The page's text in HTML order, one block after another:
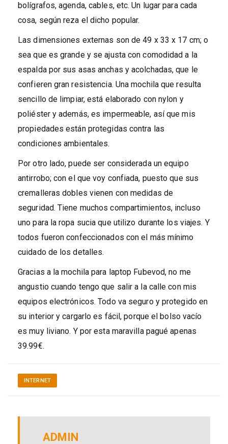
bolígrafos, agenda, cables, etc. Un lugar para cada
cosa, según reza el dicho popular.
Las dimensiones externas son de 49 x 33 x 17 cm; o
sea que es grande y se ajusta con comodidad a la
espalda por sus asas anchas y acolchadas, que le
confieren gran resistencia. Una mochila que resulta
sencillo de limpiar, está elaborado con nylon y
poliéster y además, es impermeable, así que mis
propiedades están protegidas contra las
condiciones ambientales.
Por otro lado, puede ser considerada un equipo
antirrobo; con el que voy confiada, puesto que sus
cremalleras dobles vienen con medidas de
seguridad. Tiene muchos compartimientos, incluso
uno para la ropa sucia que utilizo durante los viajes. Y
todos fueron confeccionados con el más mínimo
cuidado de los detalles.
Gracias a la mochila para laptop Fubevod, no me
angustio cuando tengo que salir a la calle con mis
equipos electrónicos. Todo va seguro y protegido en
su interior y cargarlo es fácil, porque el bolso vacío
es muy liviano. Y por esta maravilla pagué apenas
39.99€.
INTERNET
ADMIN